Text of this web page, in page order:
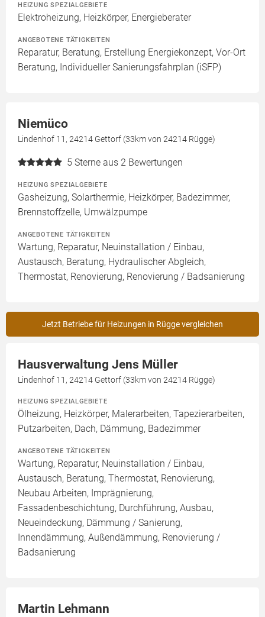
HEIZUNG SPEZIALGEBIETE
Elektroheizung, Heizkörper, Energieberater
ANGEBOTENE TÄTIGKEITEN
Reparatur, Beratung, Erstellung Energiekonzept, Vor-Ort
Beratung, Individueller Sanierungsfahrplan (iSFP)
Niemüco
Lindenhof 11, 24214 Gettorf (33km von 24214 Rügge)
5 Sterne aus 2 Bewertungen
HEIZUNG SPEZIALGEBIETE
Gasheizung, Solarthermie, Heizkörper, Badezimmer,
Brennstoffzelle, Umwälzpumpe
ANGEBOTENE TÄTIGKEITEN
Wartung, Reparatur, Neuinstallation / Einbau,
Austausch, Beratung, Hydraulischer Abgleich,
Thermostat, Renovierung, Renovierung / Badsanierung
Jetzt Betriebe für Heizungen in Rügge vergleichen
Hausverwaltung Jens Müller
Lindenhof 11, 24214 Gettorf (33km von 24214 Rügge)
HEIZUNG SPEZIALGEBIETE
Ölheizung, Heizkörper, Malerarbeiten, Tapezierarbeiten,
Putzarbeiten, Dach, Dämmung, Badezimmer
ANGEBOTENE TÄTIGKEITEN
Wartung, Reparatur, Neuinstallation / Einbau,
Austausch, Beratung, Thermostat, Renovierung,
Neubau Arbeiten, Imprägnierung,
Fassadenbeschichtung, Durchführung, Ausbau,
Neueindeckung, Dämmung / Sanierung,
Innendämmung, Außendämmung, Renovierung /
Badsanierung
Martin Lehmann